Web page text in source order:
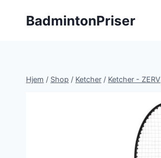
BadmintonPriser
Hjem / Shop / Ketcher / Ketcher - ZERV